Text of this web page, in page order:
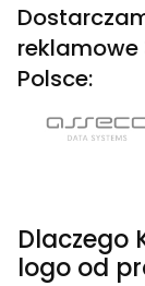
Polsce:
Dlaczego
logo od